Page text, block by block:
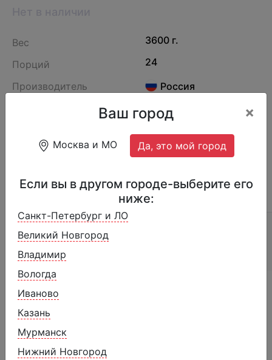
Ваш город ×
Москва и МО Да, это мой город
Если вы в другом городе-выберите его
ниже:
Санкт-Петербург и ЛО
Великий Новгород
Владимир
Вологда
Иваново
Казань
Мурманск
Нижний Новгород
Вес
3600 г.
Порций
24
Производитель
Россия
Слойка самса курица для выпекания
ОТЗЫВЫ (5)
Способ выпекания: 15-20 мин при температуре